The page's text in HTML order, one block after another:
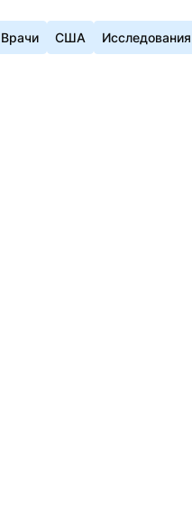
Врачи США Исследования